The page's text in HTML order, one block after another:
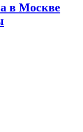
в Москве